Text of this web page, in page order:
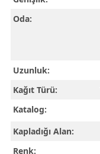
Oda:
Uzunluk:
Kağıt Türü:
Katalog:
Kapladığı Alan:
Renk: